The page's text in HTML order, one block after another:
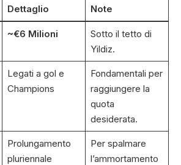
Dettaglio Note
~€6 Milioni
Sotto il tetto di
Yildiz.
Legati a gol e
Champions
Fondamentali per
raggiungere la
quota
desiderata.
Prolungamento
pluriennale
Per spalmare
l’ammortamento